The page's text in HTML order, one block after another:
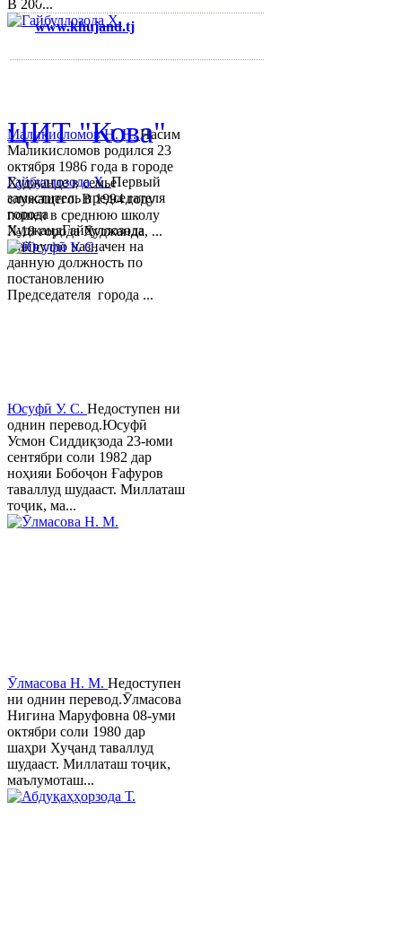
В 200...
Гайбуллозода Х.Первый
заместитель председателя
города
ХуджандГайбуллозода
Хайрулло назначен на
данную должность по
постановлению
Председателя города ...
Маликисломов Н. Н.Насим
Маликисломов родился 23
октября 1986 года в городе
Худжанде в семье
служащего. В 1994 году
пошел в среднюю школу
№18 города Худжанда, ...
Юсуфӣ У. C. Недоступен ни
однин перевод.Юсуфӣ
Усмон Сиддиқзода 23-юми
сентябри соли 1982 дар
ноҳияи Бобоҷон Ғафуров
таваллуд шудааст. Миллаташ
тоҷик, ма...
Ӯлмасова Н. М. Недоступен
ни однин перевод.Ӯлмасова
Нигина Маруфовна 08-уми
октябри соли 1980 дар
шаҳри Хуҷанд таваллуд
шудааст. Миллаташ тоҷик,
маълумоташ...
www.khujand.tj
ЦИТ "Кова"